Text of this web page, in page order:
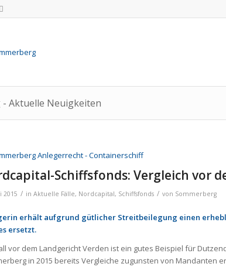
- Aktuelle Neuigkeiten
Schiffsfonds: Vergleich vor
2015 / in Aktuelle Fälle, Nordcapital, Schiffsfonds / von Sommerberg
erhält aufgrund gütlicher Streitbeilegung einen
ersetzt.
vor dem Landgericht Verden ist ein gutes Beispiel für
in 2015 bereits Vergleiche zugunsten von Mandanten